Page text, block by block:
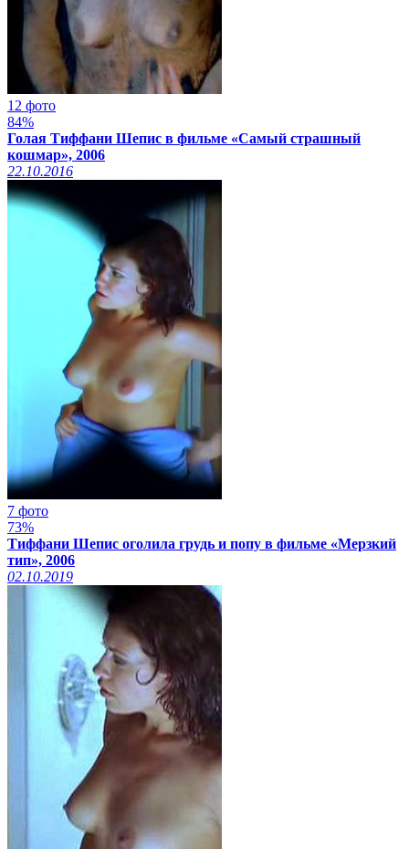
12 фото
84%
Голая Тиффани Шепис в фильме «Самый страшный
кошмар», 2006
22.10.2016
7 фото
73%
Тиффани Шепис оголила грудь и попу в фильме «Мерзкий
тип», 2006
02.10.2019